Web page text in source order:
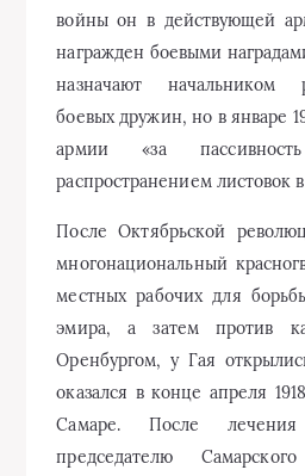
войны он в действующей
награжден боевыми
назначают начальником
боевых дружин, но в январе
армии «за
распространением листовок
После Октябрьской
многонациональный
местных рабочих для
эмира, а затем против
Оренбургом, у Гая
оказался в конце апреля
Самаре. После
председателю